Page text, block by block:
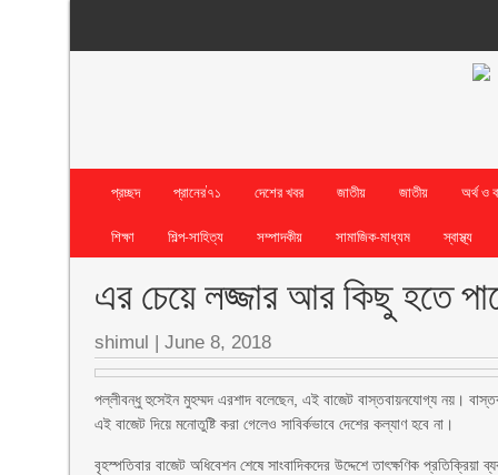
প্রচ্ছদ প্রানের’৭১ দেশের খবর জাতীয় জাতীয়
অর্থ ও
শিক্ষা
শিল্প-সাহিত্য সম্পাদকীয় সামাজিক-মাধ্যম স্বাস্থ্য
এর চেয়ে লজ্জার আর কিছু হতে
shimul | June 8, 2018
পল্লীবন্ধু হুসেইন মুহম্মদ এরশাদ বলেছেন, এই বাজেট বাস্তবায়নযোগ্য নয়।
এই বাজেট দিয়ে মনোতুষ্টি করা গেলেও সাবির্কভাবে দেশের কল্যাণ হবে না।
বৃহস্পতিবার বাজেট অধিবেশন শেষে সাংবাদিকদের উদ্দেশে তাৎক্ষণিক